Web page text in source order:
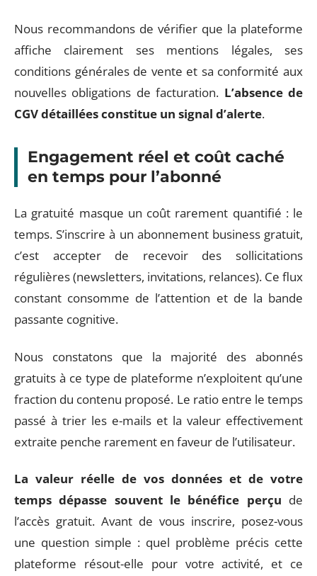
Nous recommandons de vérifier que la plateforme
affiche clairement ses mentions légales, ses
conditions générales de vente et sa conformité aux
nouvelles obligations de facturation. L’absence de
CGV détaillées constitue un signal d’alerte.
Engagement réel et coût caché
en temps pour l’abonné
La gratuité masque un coût rarement quantifié : le
temps. S’inscrire à un abonnement business gratuit,
c’est accepter de recevoir des sollicitations
régulières (newsletters, invitations, relances). Ce flux
constant consomme de l’attention et de la bande
passante cognitive.
Nous constatons que la majorité des abonnés
gratuits à ce type de plateforme n’exploitent qu’une
fraction du contenu proposé. Le ratio entre le temps
passé à trier les e-mails et la valeur effectivement
extraite penche rarement en faveur de l’utilisateur.
La valeur réelle de vos données et de votre
temps dépasse souvent le bénéfice perçu de
l’accès gratuit. Avant de vous inscrire, posez-vous
une question simple : quel problème précis cette
plateforme résout-elle pour votre activité, et ce